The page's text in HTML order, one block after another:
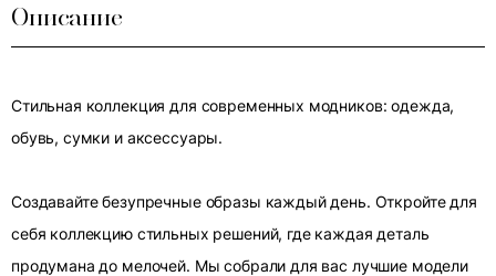
Описание
Стильная коллекция для современных модников: одежда,
обувь, сумки и аксессуары.
Создавайте безупречные образы каждый день. Откройте для
себя коллекцию стильных решений, где каждая деталь
продумана до мелочей. Мы собрали для вас лучшие модели